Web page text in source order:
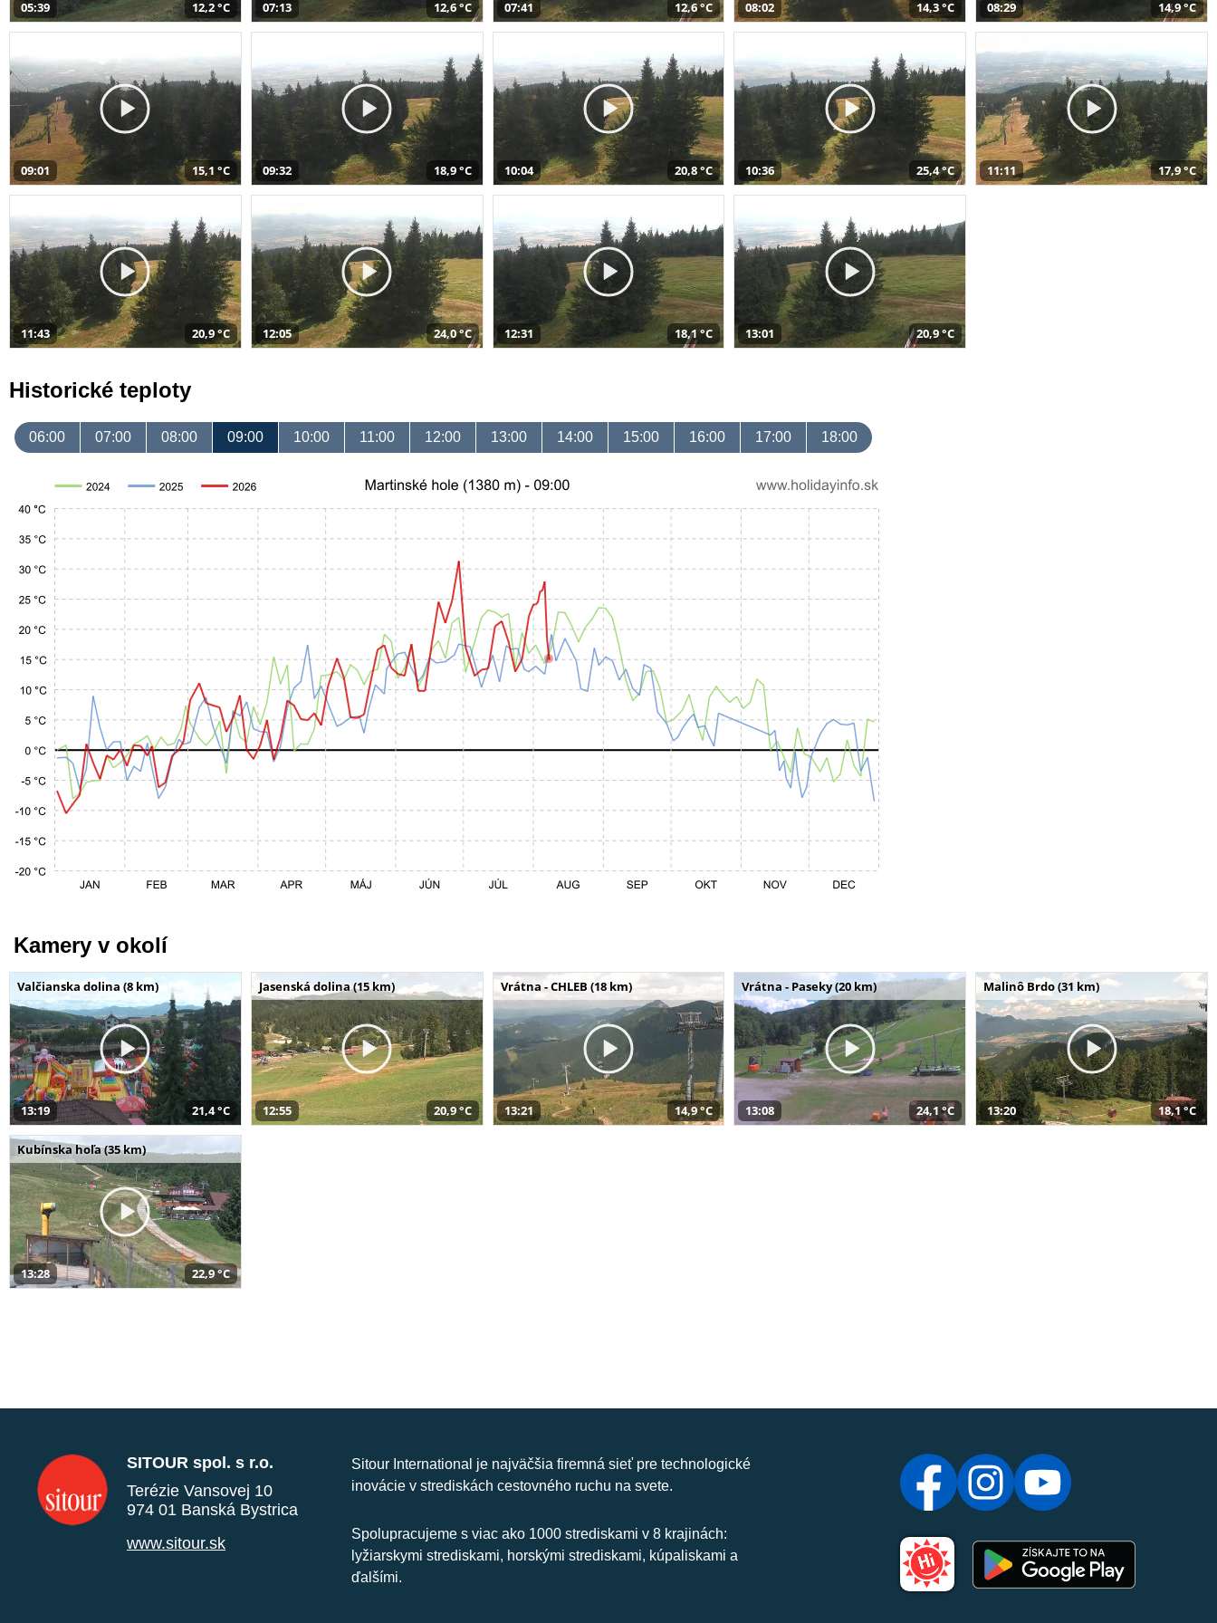
05:39 12,2 °C 07:13 12,6 °C 07:41 12,6 °C 08:02 14,3 °C 08:29 14,9 °C
09:01 15,1 °C 09:32 18,9 °C 10:04 20,8 °C 10:36 25,4 °C 11:11 17,9 °C
11:43 20,9 °C 12:05 24,0 °C 12:31 18,1 °C 13:01 20,9 °C
Historické teploty
06:00 07:00 08:00 09:00 10:00 11:00 12:00 13:00 14:00 15:00 16:00 17:00 18:00
Kamery v okolí
Valčianska dolina (8 km)
13:19 21,4 °C
Jasenská dolina (15 km)
12:55 20,9 °C
Vrátna - CHLEB (18 km)
13:21 14,9 °C
Vrátna - Paseky (20 km)
13:08 24,1 °C
Malinô Brdo (31 km)
13:20 18,1 °C
Kubínska hoľa (35 km)
13:28 22,9 °C
SITOUR spol. s r.o.
Terézie Vansovej 10
974 01 Banská Bystrica
www.sitour.sk
Sitour International je najväčšia firemná sieť pre technologické
inovácie v strediskách cestovného ruchu na svete.
Spolupracujeme s viac ako 1000 strediskami v 8 krajinách:
lyžiarskymi strediskami, horskými strediskami, kúpaliskami a
ďalšími.